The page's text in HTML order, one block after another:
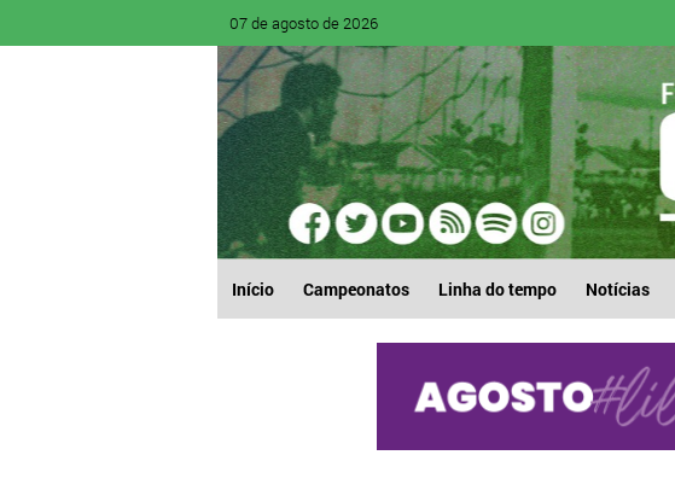
07 de agosto de 2026
Início Campeonatos Linha do tempo Notícias